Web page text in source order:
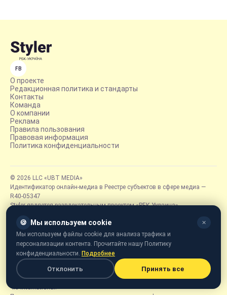
FB
О проекте
Редакционная политика и стандарты
Контакты
Команда
О компании
Реклама
Правила пользования
Правовая информация
Политика конфиденциальности
© 2026 LLC «UBT MEDIA»
Идентификатор онлайн-медиа в Реестре субъектов в сфере медиа —
R40-05347
Styler является развлекательным проектом «РБК-Украина»,
новостей.
Фотографии, иллюстрации и другие изображения принадлежат их
правообладателям. Использование фотографий, отмеченных Getty
Images, допускается исключительно при наличии письменного
разрешения фотоагентства Getty Images. Фотографии, отмеченные
логотипом «Styler» или подписанные «Styler» или «РБК-Украина», могут
использоваться на условиях лицензии Creative Commons Attribution
4.0 International.
🍪 Мы используем cookie ✕
Мы используем файлы cookie для анализа трафика и
персонализации контента. Прочитайте нашу Политику
конфиденциальности. Подробнее
Отклонить Принять все